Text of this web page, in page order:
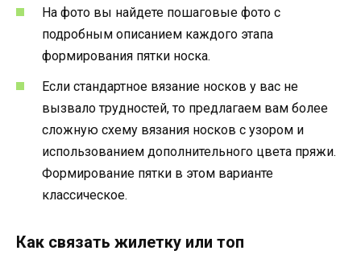
На фото вы найдете пошаговые фото с
подробным описанием каждого этапа
формирования пятки носка.
Если стандартное вязание носков у вас не
вызвало трудностей, то предлагаем вам более
сложную схему вязания носков с узором и
использованием дополнительного цвета пряжи.
Формирование пятки в этом варианте
классическое.
Как связать жилетку или топ